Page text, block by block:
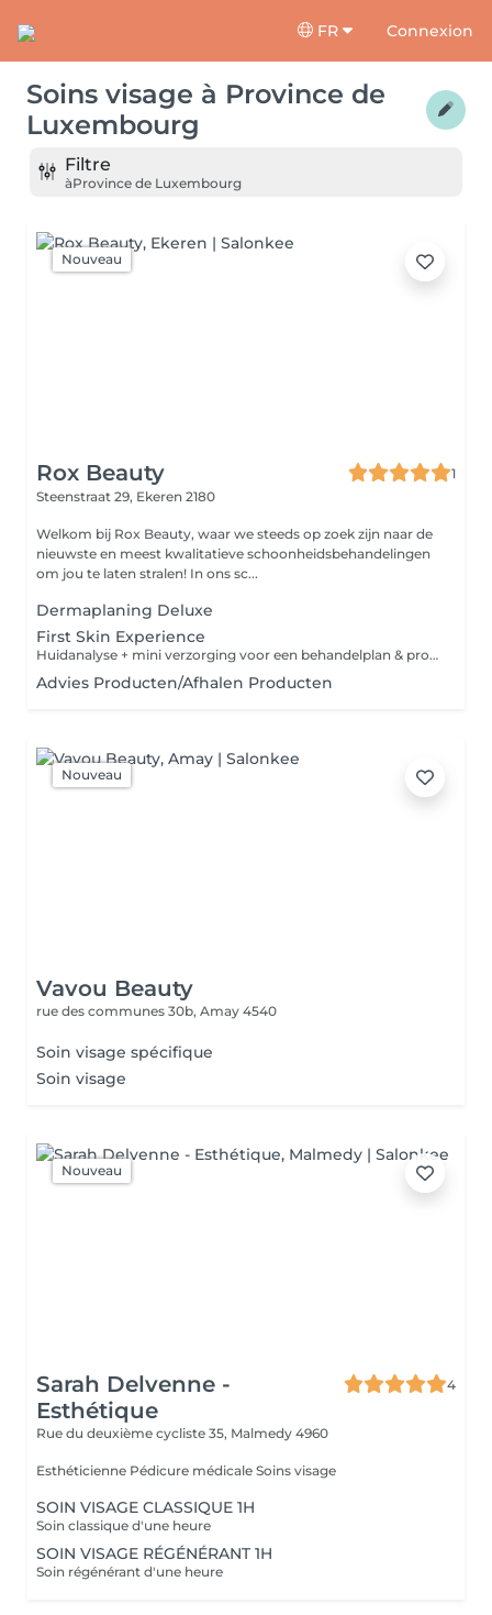
FR Connexion
Soins visage à Province de
Luxembourg
Filtre
àProvince de Luxembourg
Nouveau
Rox Beauty
1
Steenstraat 29, Ekeren 2180
Welkom bij Rox Beauty, waar we steeds op zoek zijn naar de
nieuwste en meest kwalitatieve schoonheidsbehandelingen
om jou te laten stralen! In ons sc...
Dermaplaning Deluxe
First Skin Experience
Huidanalyse + mini verzorging voor een behandelplan & productadvies op maat (ideaal voor je 1ste behandeling).
Advies Producten/Afhalen Producten
Nouveau
Vavou Beauty
rue des communes 30b, Amay 4540
Soin visage spécifique
Soin visage
Nouveau
Sarah Delvenne -
Esthétique
4
Rue du deuxième cycliste 35, Malmedy 4960
Esthéticienne Pédicure médicale Soins visage
SOIN VISAGE CLASSIQUE 1H
Soin classique d'une heure
SOIN VISAGE RÉGÉNÉRANT 1H
Soin régénérant d'une heure